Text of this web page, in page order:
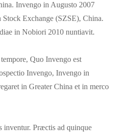
Invengo in Augusto 2007
Stock Exchange (SZSE), China.
in Nobiori 2010 nuntiavit.
Quo Invengo est
Invengo, Invengo in
in Greater China et in merco
inventur. Præctis ad quinque